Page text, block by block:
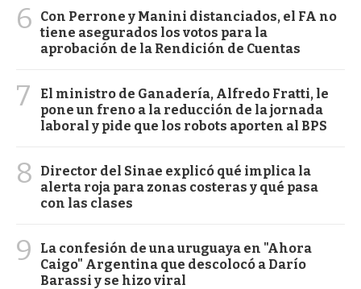
6
Con Perrone y Manini distanciados, el FA no
tiene asegurados los votos para la
aprobación de la Rendición de Cuentas
7
El ministro de Ganadería, Alfredo Fratti, le
pone un freno a la reducción de la jornada
laboral y pide que los robots aporten al BPS
8
Director del Sinae explicó qué implica la
alerta roja para zonas costeras y qué pasa
con las clases
9
La confesión de una uruguaya en "Ahora
Caigo" Argentina que descolocó a Darío
Barassi y se hizo viral